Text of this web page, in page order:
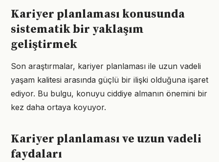
Kariyer planlaması konusunda
sistematik bir yaklaşım
geliştirmek
Son araştırmalar, kariyer planlaması ile uzun vadeli
yaşam kalitesi arasında güçlü bir ilişki olduğuna işaret
ediyor. Bu bulgu, konuyu ciddiye almanın önemini bir
kez daha ortaya koyuyor.
Kariyer planlaması ve uzun vadeli
faydaları